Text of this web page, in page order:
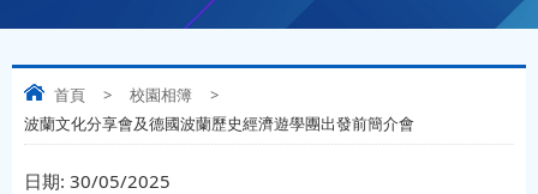
首頁 > 校園相簿
>
波蘭文化分享會及德國波蘭歷史經濟遊學團出發前簡介會
日期: 30/05/2025